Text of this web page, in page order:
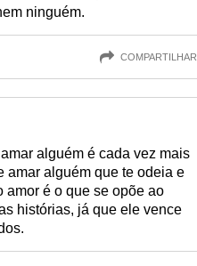
ninguém.
COMPARTILHAR
alguém é cada vez mais
amar alguém que te odeia e
amor é o que se opõe ao
histórias, já que ele vence